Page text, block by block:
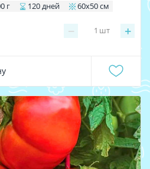
г 120 дней 60х50 см
− +
1 шт